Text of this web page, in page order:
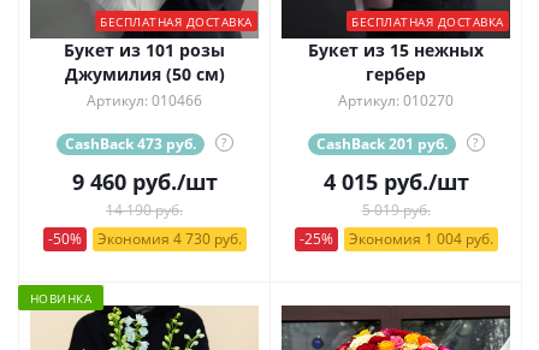
БЕСПЛАТНАЯ ДОСТАВКА
Букет из 101 розы
Джумилия (50 см)
Артикул: 010466
CashBack 473 руб. ?
9 460руб./шт
14 190 руб.
-50%
Экономия 4 730 руб.
БЕСПЛАТНАЯ ДОСТАВКА
Букет из 15 нежных
гербер
Артикул: 010270
CashBack 201 руб. ?
4 015руб./шт
5 019 руб.
-25%
Экономия 1 004 руб.
НОВИНКА